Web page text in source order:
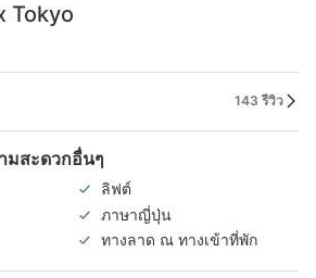
Tokyo
143 รีวิว
มสะดวกอื่นๆ
ลิฟต์
ภาษาญี่ปุ่น
ทางลาด ณ ทางเข้าที่พัก